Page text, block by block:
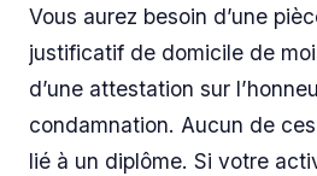
Vous aurez besoin d’une
justificatif de domicile de
d’une attestation sur
condamnation. Aucun de
lié à un diplôme. Si votre